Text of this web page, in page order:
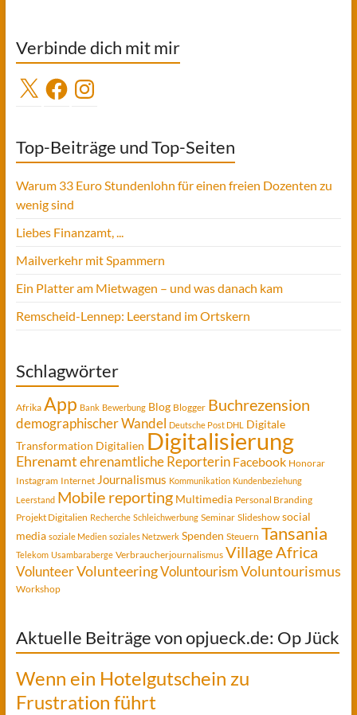
Verbinde dich mit mir
X FacebookInstagram
Top-Beiträge und Top-Seiten
Warum 33 Euro Stundenlohn für einen freien Dozenten zu
wenig sind
Liebes Finanzamt, ...
Mailverkehr mit Spammern
Ein Platter am Mietwagen – und was danach kam
Remscheid-Lennep: Leerstand im Ortskern
Schlagwörter
Afrika App Bank Bewerbung Blog Blogger Buchrezension
demographischer Wandel Deutsche Post DHL
Digitale
Transformation Digitalien Digitalisierung
Ehrenamtehrenamtliche Reporterin Facebook Honorar
Instagram Internet Journalismus Kommunikation Kundenbeziehung
Leerstand Mobile reporting Multimedia Personal Branding
Projekt Digitalien Recherche Schleichwerbung Seminar Slideshow social
media soziale Medien soziales Netzwerk Spenden Steuern Tansania
Telekom Usambaraberge Verbraucherjournalismus Village Africa
VolunteerVolunteeringVoluntourismVoluntourismus
Workshop
Aktuelle Beiträge von opjueck.de: Op Jück
Wenn ein Hotelgutschein zu
Frustration führt